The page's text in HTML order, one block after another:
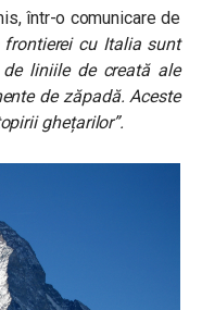
într-o comunicare de
frontierei cu Italia sunt
liniile de creată ale
de zăpadă. Aceste
ghețarilor”.